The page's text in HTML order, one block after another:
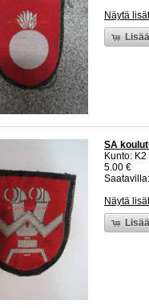
Näytä
SA
Kunto:
5.00 €
Näytä